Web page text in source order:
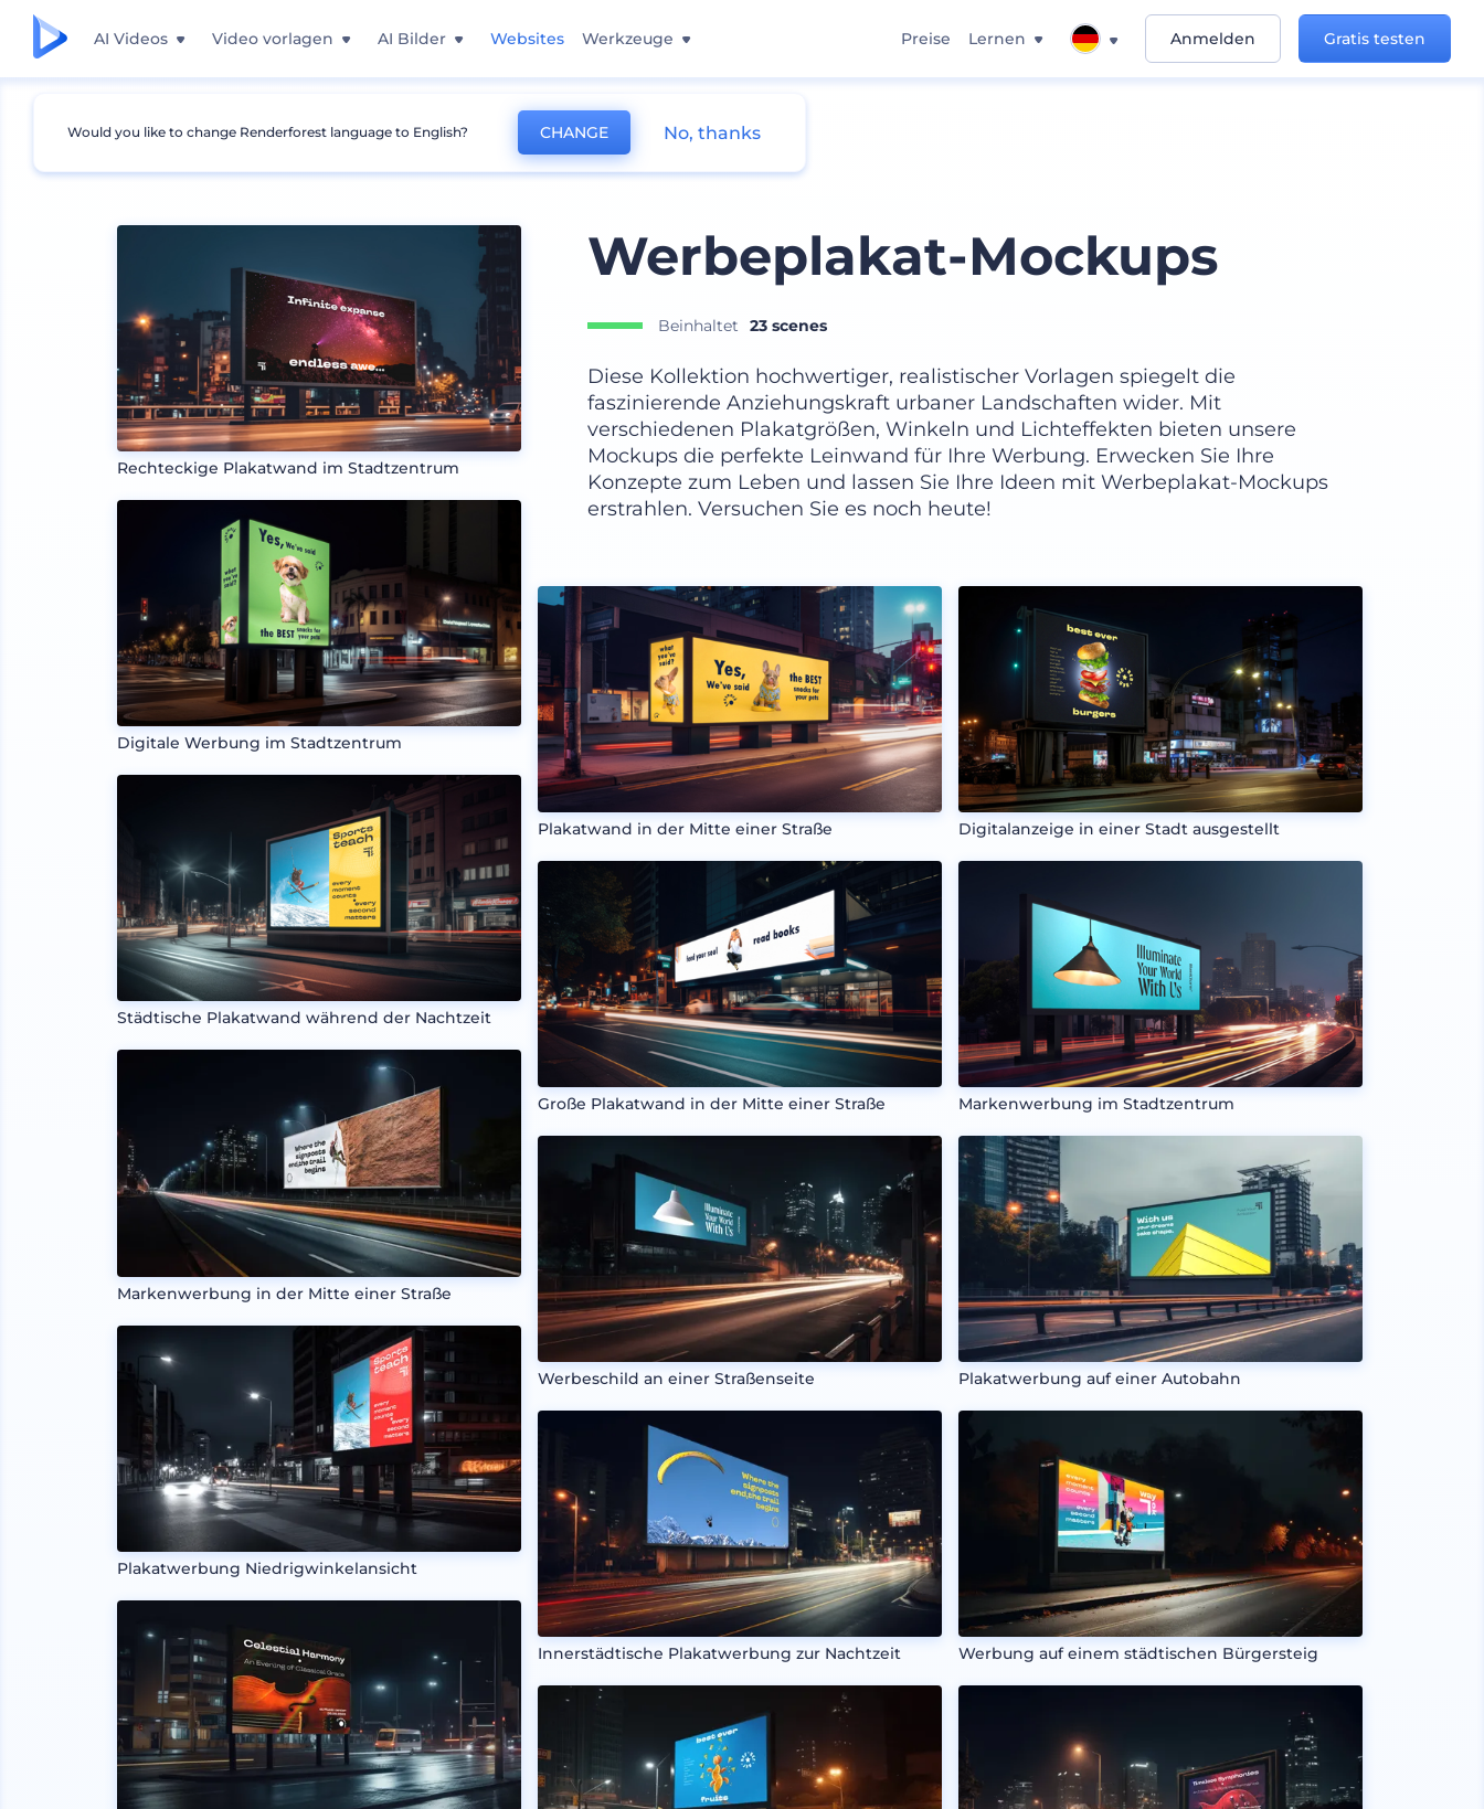
AI Videos Video vorlagen AI Bilder Websites Werkzeuge Preise Lernen Anmelden Gratis testen
Mockups Branding Plakat und Banner Mockup
Rechteckige Plakatwand im Stadtzentrum
Digitale Werbung im Stadtzentrum
Städtische Plakatwand während der Nachtzeit
Markenwerbung in der Mitte einer Straße
Plakatwerbung Niedrigwinkelansicht
Werbeplakat-Mockups
Beinhaltet 23 scenes
Diese Kollektion hochwertiger, realistischer Vorlagen spiegelt die
faszinierende Anziehungskraft urbaner Landschaften wider. Mit
verschiedenen Plakatgrößen, Winkeln und Lichteffekten bieten unsere
Mockups die perfekte Leinwand für Ihre Werbung. Erwecken Sie Ihre
Konzepte zum Leben und lassen Sie Ihre Ideen mit Werbeplakat-Mockups
erstrahlen. Versuchen Sie es noch heute!
Plakatwand in der Mitte einer Straße
Große Plakatwand in der Mitte einer Straße
Werbeschild an einer Straßenseite
Innerstädtische Plakatwerbung zur Nachtzeit
Digitalanzeige in einer Stadt ausgestellt
Markenwerbung im Stadtzentrum
Plakatwerbung auf einer Autobahn
Werbung auf einem städtischen Bürgersteig
Would you like to change Renderforest language to English? CHANGE No, thanks